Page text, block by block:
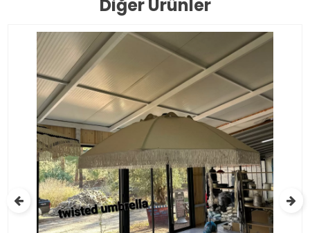
Diğer Ürünler